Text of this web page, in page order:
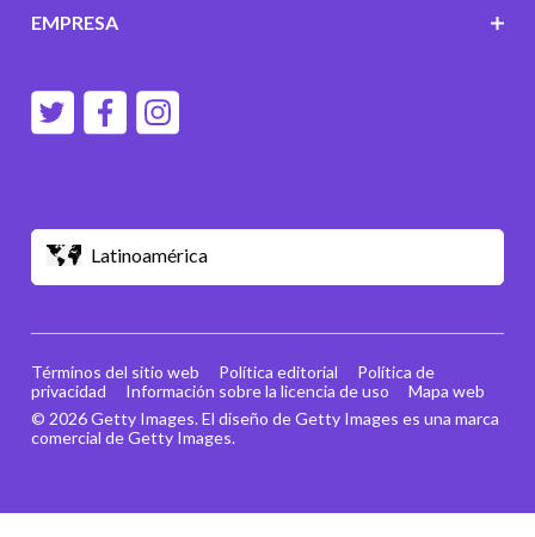
Latinoamérica
EMPRESA
© 2026 Getty Images. El diseño de Getty Images es una marca
comercial de Getty Images.
Términos del sitio web Política editorial
Política de
privacidad
Información sobre la licencia de uso Mapa web